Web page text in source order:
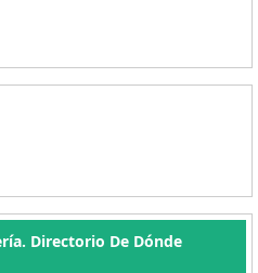
Directorio De Dónde